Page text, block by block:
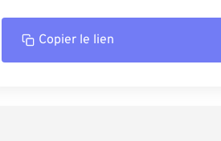
Copier le lien